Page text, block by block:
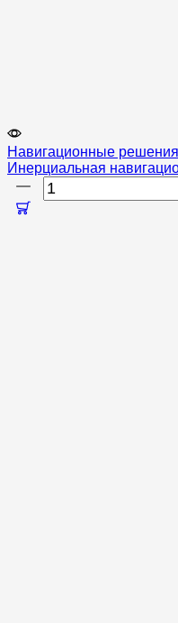
Навигационные решения
Инерциальная
Количество
товара